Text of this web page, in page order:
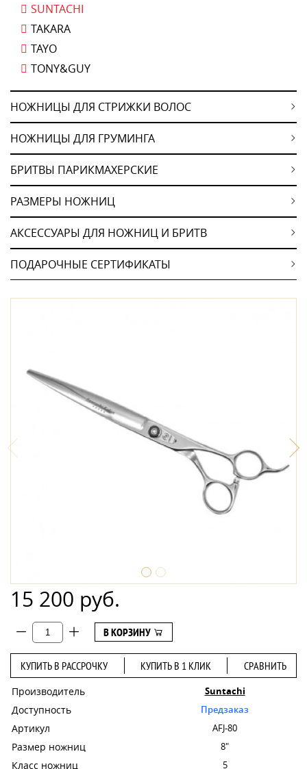
SUNTACHI
TAKARA
TAYO
TONY&GUY
НОЖНИЦЫ ДЛЯ СТРИЖКИ ВОЛОС
НОЖНИЦЫ ДЛЯ ГРУМИНГА
БРИТВЫ ПАРИКМАХЕРСКИЕ
РАЗМЕРЫ НОЖНИЦ
АКСЕССУАРЫ ДЛЯ НОЖНИЦ И БРИТВ
ПОДАРОЧНЫЕ СЕРТИФИКАТЫ
15 200 руб.
В КОРЗИНУ
КУПИТЬ В РАССРОЧКУ КУПИТЬ В 1 КЛИК СРАВНИТЬ
Производитель Suntachi
Доступность Предзаказ
Артикул AFJ-80
Размер ножниц 8"
Класс ножниц 5